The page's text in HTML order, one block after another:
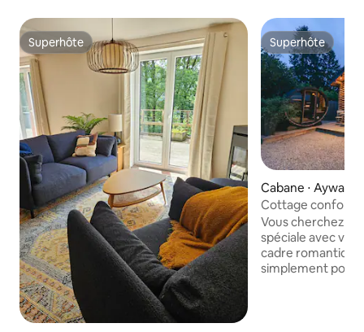
Superhôte
Superhôte Superhôte
Superhôte
Cabane ⋅ Aywaille
Cottage
sauna dans une
Vous cherchez à
spéciale avec
cadre
simplement pour